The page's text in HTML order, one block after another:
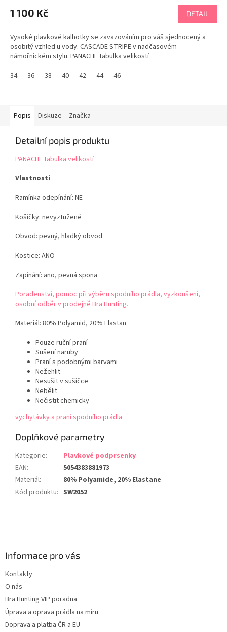
1 100 Kč DETAIL
Vysoké plavkové kalhotky se zavazováním pro váš sjednocený a
osobitý vzhled u vody. CASCADE STRIPE v nadčasovém
námořnickém stylu. PANACHE tabulka velikostí
34
36 38 40 42 44 46
Popis Diskuze Značka
Detailní popis produktu
PANACHE tabulka velikostí
Vlastnosti
Ramínka odepínání: NE
Košíčky: nevyztužené
Obvod: pevný, hladký obvod
Kostice: ANO
Zapínání: ano, pevná spona
Poradenství, pomoc při výběru spodního prádla, vyzkoušení,
osobní odběr v prodejně Bra Hunting.
Materiál: 80% Polyamid, 20% Elastan
Pouze ruční praní
Sušení naruby
Praní s podobnými barvami
Nežehlit
Nesušit v sušičce
Nebělit
Nečistit chemicky
vychytávky a praní spodního prádla
Doplňkové parametry
Kategorie:
Plavkové podprsenky
EAN:
5054383881973
Materiál:
80% Polyamide, 20% Elastane
Kód produktu: SW2052
Informace pro vás
Kontakty
O nás
Bra Hunting VIP poradna
Úprava a oprava prádla na míru
Doprava a platba ČR a EU